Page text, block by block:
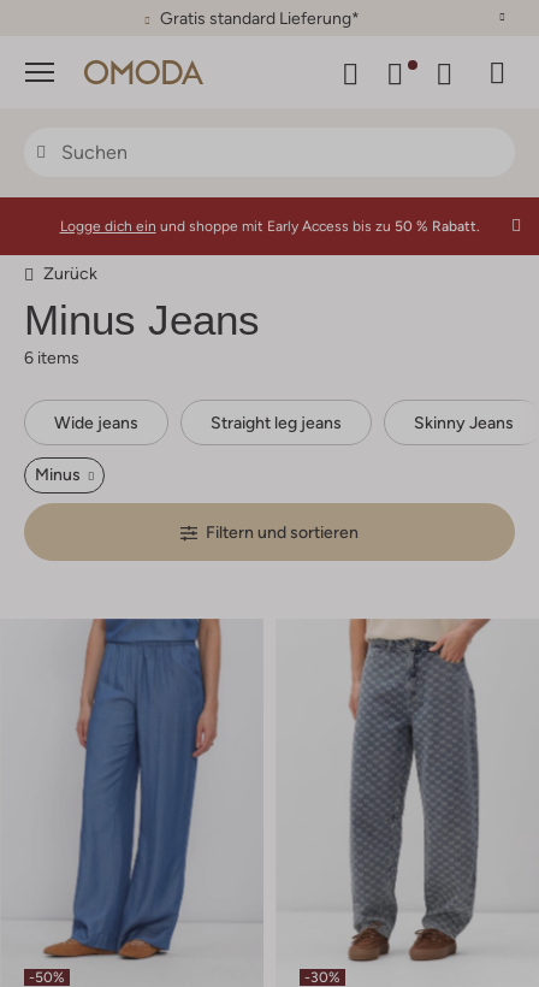
30 Tage Rückgaberecht
Menü
Logge dich ein und shoppe mit Early Access bis zu 50 % Rabatt.
Zurück
Minus Jeans
6 items
Wide jeans Straight leg jeans Skinny Jeans
Minus
Filtern und sortieren
-50% -30%